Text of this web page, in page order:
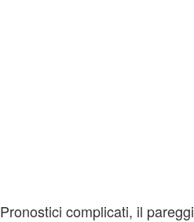
Pronostici complicati, il